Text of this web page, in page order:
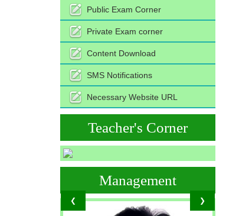
Public Exam Corner
Private Exam corner
Content Download
SMS Notifications
Necessary Website URL
Teacher's Corner
❮ ❯
Management